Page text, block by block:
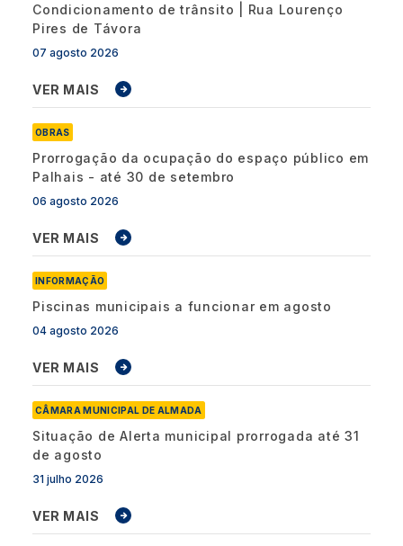
Condicionamento de trânsito | Rua Lourenço
Pires de Távora
07 agosto 2026
VER MAIS
OBRAS
Prorrogação da ocupação do espaço público em
Palhais - até 30 de setembro
06 agosto 2026
VER MAIS
INFORMAÇÃO
Piscinas municipais a funcionar em agosto
04 agosto 2026
VER MAIS
CÂMARA MUNICIPAL DE ALMADA
Situação de Alerta municipal prorrogada até 31
de agosto
31 julho 2026
VER MAIS